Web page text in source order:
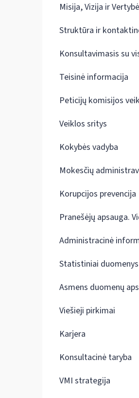
Misija, Vizija ir
Struktūra ir
Konsultavimasis su
Teisinė informacija
Peticijų komisijos
Veiklos sritys
Kokybės vadyba
Mokesčių
Korupcijos prevencija
Pranešėjų apsauga.
Administracinė
Statistiniai duomenys
Asmens duomenų
Viešieji pirkimai
Karjera
Konsultacinė taryba
VMI strategija